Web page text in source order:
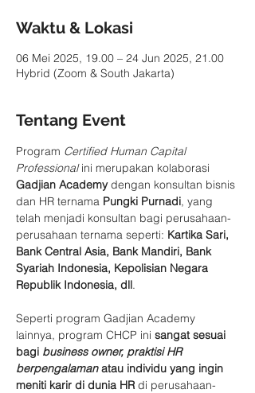
Waktu & Lokasi
06 Mei 2025, 19.00 – 24 Jun 2025, 21.00
Hybrid (Zoom & South Jakarta)
Tentang Event
Program Certified Human Capital
Professional ini merupakan kolaborasi
Gadjian Academy dengan konsultan bisnis
dan HR ternama Pungki Purnadi, yang
telah menjadi konsultan bagi perusahaan-
perusahaan ternama seperti: Kartika Sari,
Bank Central Asia, Bank Mandiri, Bank
Syariah Indonesia, Kepolisian Negara
Republik Indonesia, dll.
Seperti program Gadjian Academy
lainnya, program CHCP ini sangat sesuai
bagi business owner, praktisi HR
berpengalaman atau individu yang ingin
meniti karir di dunia HR di perusahaan-